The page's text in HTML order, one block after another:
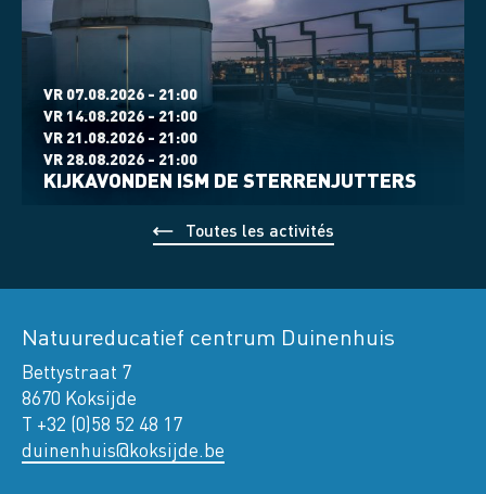
VR 07.08.2026 - 21:00
VR 14.08.2026 - 21:00
VR 21.08.2026 - 21:00
VR 28.08.2026 - 21:00
KIJKAVONDEN ISM DE STERRENJUTTERS
Toutes les activités
Natuureducatief centrum Duinenhuis
Bettystraat 7
8670 Koksijde
T +32 (0)58 52 48 17
duinenhuis@koksijde.be